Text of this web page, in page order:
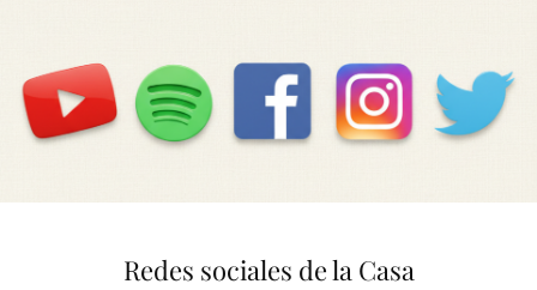
Redes sociales de la Casa